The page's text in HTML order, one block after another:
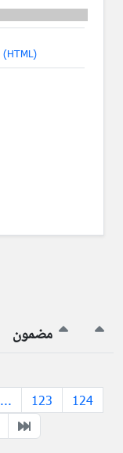
(HTML)
مضمون
... 123
124